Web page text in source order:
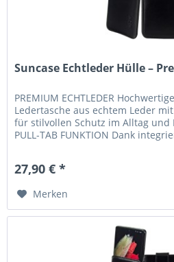
Suncase Echtleder Hülle –
PREMIUM ECHTLEDER
Ledertasche aus echtem Leder
für stilvollen Schutz im Alltag und
PULL-TAB FUNKTION Dank
27,90 € *
Merken